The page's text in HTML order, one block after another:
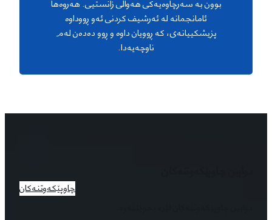
بوون بە سەرچاوەیەکی هەواڵی زانستیی. هەروەها
ئامانجمانە لە ئەرشیف کردنی ئەو ڕووداوە
پزیشکییانەی، کە ڕوویان داوە و ڕوو دەدەن لەم
ناوچەیەدا.
چاوپێکەوتنەکان